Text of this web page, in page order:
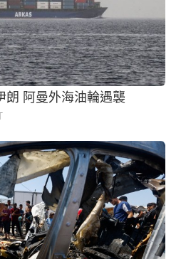
朗 阿曼外海油輪遇襲